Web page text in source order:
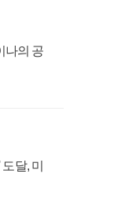
나의 공
달, 미